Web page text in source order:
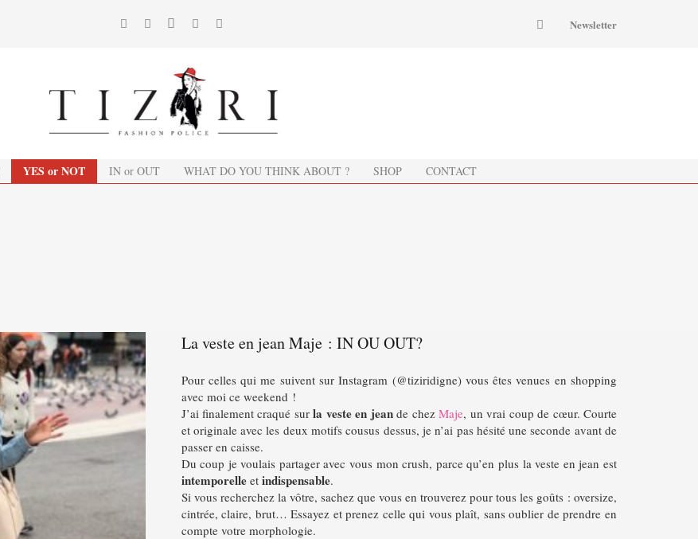
Newsletter
YES or NOT IN or OUT WHAT DO YOU THINK ABOUT ? SHOP CONTACT
La veste en jean Maje : IN OU OUT?
Pour celles qui me suivent sur Instagram (@tiziridigne) vous êtes venues en shopping
avec moi ce weekend !
J’ai finalement craqué surla veste en jeande chezMaje, un vrai coup de cœur. Courte
et originale avec les deux motifs cousus dessus, je n’ai pas hésité une seconde avant de
passer en caisse.
Du coup je voulais partager avec vous mon crush, parce qu’en plus la veste en jean est
intemporelleet indispensable.
Si vous recherchez la vôtre, sachez que vous en trouverez pour tous les goûts : oversize,
cintrée, claire, brut… Essayez et prenez celle qui vous plaît, sans oublier de prendre en
compte votre morphologie.